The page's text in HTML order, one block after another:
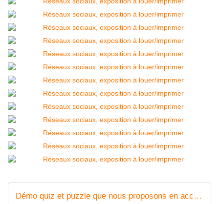
Démo quiz et puzzle que nous proposons en accompagnement des expositions (vidéo) - Expositions à imprimer : caricadoc@gmail.com